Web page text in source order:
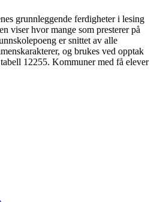
grunnleggende ferdigheter i lesing
viser hvor mange som presterer på
er snittet av alle
og brukes ved opptak
12255. Kommuner med få elever